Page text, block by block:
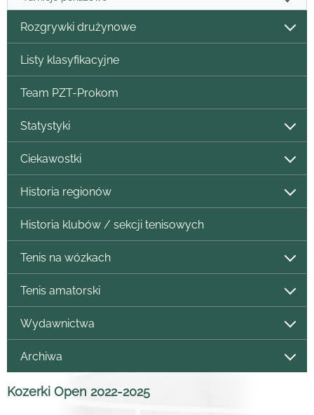
Rozgrywki drużynowe
Listy klasyfikacyjne
Team PZT-Prokom
Statystyki
Ciekawostki
Historia regionów
Historia klubów / sekcji tenisowych
Tenis na wózkach
Tenis amatorski
Wydawnictwa
Archiwa
Kozerki Open 2022-2025